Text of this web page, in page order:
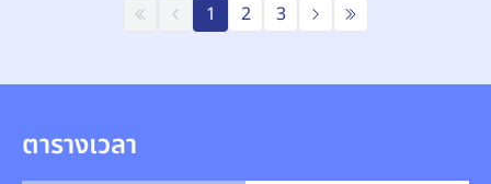
1 2 3
ตารางเวลา